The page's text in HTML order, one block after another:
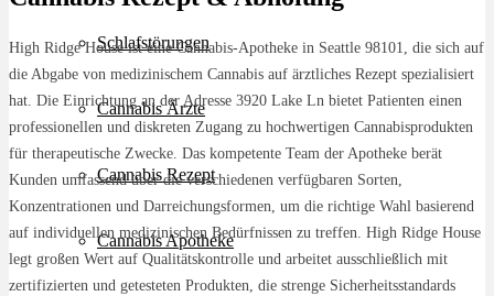
Schlafstörungen
Cannabis Ärzte
Cannabis Rezept
Cannabis Apotheke
High Ridge House ist eine Cannabis-Apotheke in Seattle 98101, die sich auf
die Abgabe von medizinischem Cannabis auf ärztliches Rezept spezialisiert
hat. Die Einrichtung an der Adresse 3920 Lake Ln bietet Patienten einen
professionellen und diskreten Zugang zu hochwertigen Cannabisprodukten
für therapeutische Zwecke. Das kompetente Team der Apotheke berät
Kunden umfassend über die verschiedenen verfügbaren Sorten,
Konzentrationen und Darreichungsformen, um die richtige Wahl basierend
auf individuellen medizinischen Bedürfnissen zu treffen. High Ridge House
legt großen Wert auf Qualitätskontrolle und arbeitet ausschließlich mit
zertifizierten und getesteten Produkten, die strenge Sicherheitsstandards